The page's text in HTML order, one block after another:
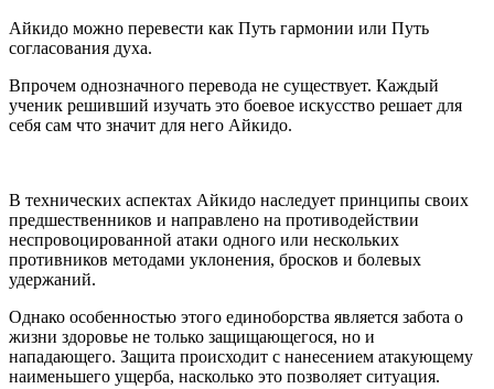
Айкидо можно перевести как Путь гармонии или Путь
согласования духа.
Впрочем однозначного перевода не существует. Каждый
ученик решивший изучать это боевое искусство решает для
себя сам что значит для него Айкидо.
В технических аспектах Айкидо наследует принципы своих
предшественников и направлено на противодействии
неспровоцированной атаки одного или нескольких
противников методами уклонения, бросков и болевых
удержаний.
Однако особенностью этого единоборства является забота о
жизни здоровье не только защищающегося, но и
нападающего. Защита происходит с нанесением атакующему
наименьшего ущерба, насколько это позволяет ситуация.